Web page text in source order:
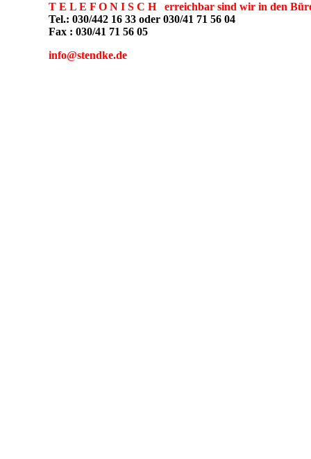
T E L E F O N I S C H erreichbar sind wir in den
Tel.: 030/442 16 33 oder 030/41 71 56 04
Fax : 030/41 71 56 05
info@stendke.de